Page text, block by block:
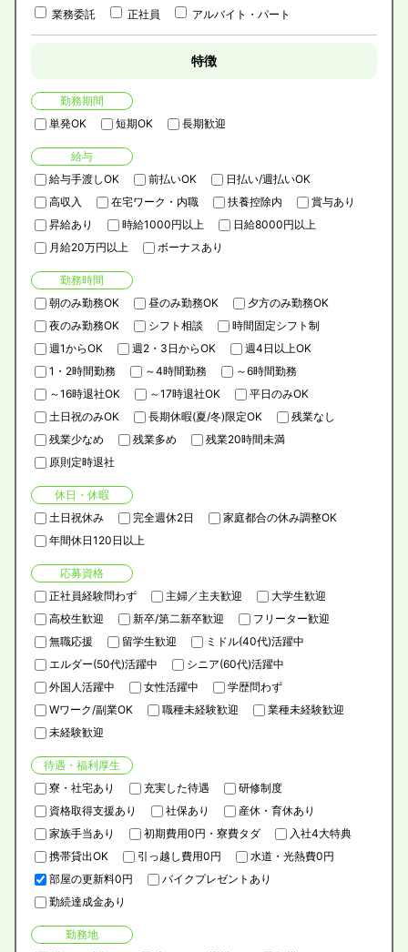
業務委託 正社員 アルバイト・パート
特徴
勤務期間
単発OK
短期OK 長期歓迎
給与
給与手渡しOK
前払いOK
日払い/週払いOK
高収入
在宅ワーク・内職 扶養控除内
賞与あり
昇給あり
時給1000円以上
日給8000円以上
月給20万円以上
ボーナスあり
勤務時間
朝のみ勤務OK
昼のみ勤務OK
夕方のみ勤務OK
夜のみ勤務OK
シフト相談
時間固定シフト制
週1からOK
週2・3日からOK
週4日以上OK
1・2時間勤務
～4時間勤務
～6時間勤務
～16時退社OK
～17時退社OK
平日のみOK
土日祝のみOK
長期休暇(夏/冬)限定OK
残業なし
残業少なめ
残業多め
残業20時間未満
原則定時退社
休日・休暇
土日祝休み
完全週休2日
家庭都合の休み調整OK
年間休日120日以上
応募資格
正社員経験問わず
主婦／主夫歓迎
大学生歓迎
高校生歓迎
新卒/第二新卒歓迎
フリーター歓迎
無職応援
留学生歓迎
ミドル(40代)活躍中
エルダー(50代)活躍中
シニア(60代)活躍中
外国人活躍中
女性活躍中
学歴問わず
Wワーク/副業OK
職種未経験歓迎
業種未経験歓迎
未経験歓迎
待遇・福利厚生
寮・社宅あり
充実した待遇
研修制度
資格取得支援あり
社保あり
産休・育休あり
家族手当あり
初期費用0円・寮費タダ
入社4大特典
携帯貸出OK
引っ越し費用0円
水道・光熱費0円
部屋の更新料0円
バイクプレゼントあり
勤続達成金あり
勤務地